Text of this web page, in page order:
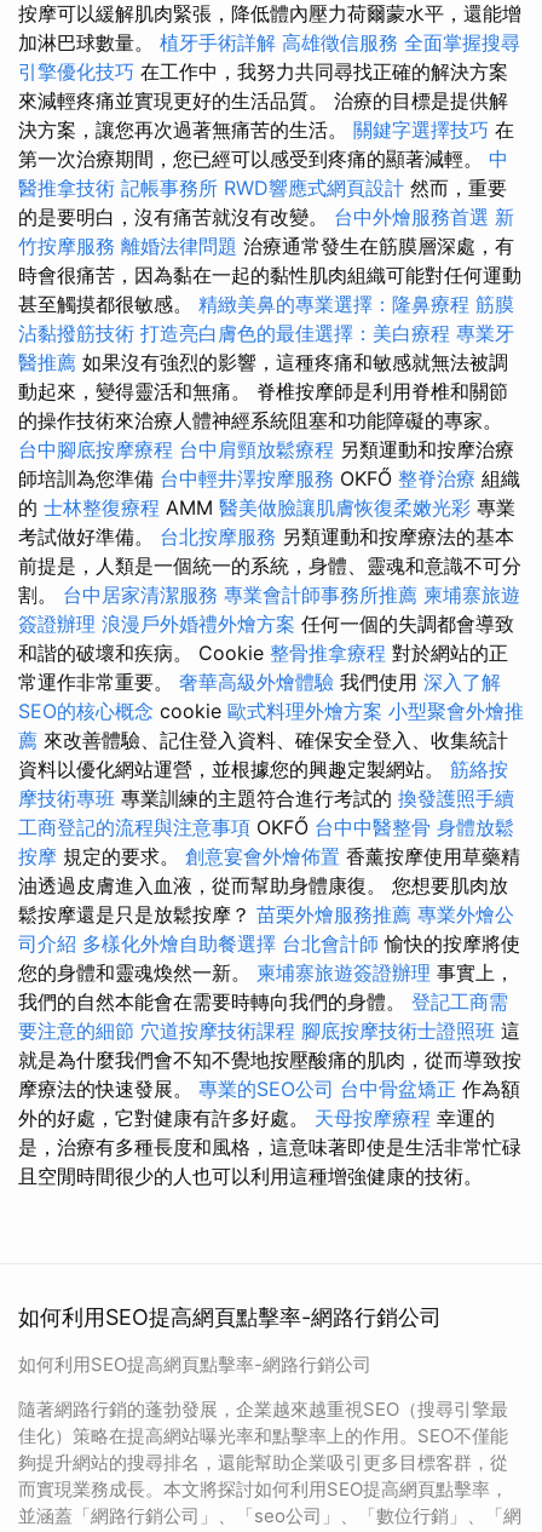
按摩可以緩解肌肉緊張，降低體內壓力荷爾蒙水平，還能增
加淋巴球數量。 植牙手術詳解 高雄徵信服務 全面掌握搜尋
引擎優化技巧 在工作中，我努力共同尋找正確的解決方案
來減輕疼痛並實現更好的生活品質。 治療的目標是提供解
決方案，讓您再次過著無痛苦的生活。 關鍵字選擇技巧 在
第一次治療期間，您已經可以感受到疼痛的顯著減輕。 中
醫推拿技術 記帳事務所 RWD響應式網頁設計 然而，重要
的是要明白，沒有痛苦就沒有改變。 台中外燴服務首選 新
竹按摩服務 離婚法律問題 治療通常發生在筋膜層深處，有
時會很痛苦，因為黏在一起的黏性肌肉組織可能對任何運動
甚至觸摸都很敏感。 精緻美鼻的專業選擇：隆鼻療程 筋膜
沾黏撥筋技術 打造亮白膚色的最佳選擇：美白療程 專業牙
醫推薦 如果沒有強烈的影響，這種疼痛和敏感就無法被調
動起來，變得靈活和無痛。 脊椎按摩師是利用脊椎和關節
的操作技術來治療人體神經系統阻塞和功能障礙的專家。
台中腳底按摩療程 台中肩頸放鬆療程 另類運動和按摩治療
師培訓為您準備 台中輕井澤按摩服務 OKFŐ 整脊治療 組織
的 士林整復療程 AMM 醫美做臉讓肌膚恢復柔嫩光彩 專業
考試做好準備。 台北按摩服務 另類運動和按摩療法的基本
前提是，人類是一個統一的系統，身體、靈魂和意識不可分
割。 台中居家清潔服務 專業會計師事務所推薦 柬埔寨旅遊
簽證辦理 浪漫戶外婚禮外燴方案 任何一個的失調都會導致
和諧的破壞和疾病。 Cookie 整骨推拿療程 對於網站的正
常運作非常重要。 奢華高級外燴體驗 我們使用 深入了解
SEO的核心概念 cookie 歐式料理外燴方案 小型聚會外燴推
薦 來改善體驗、記住登入資料、確保安全登入、收集統計
資料以優化網站運營，並根據您的興趣定製網站。 筋絡按
摩技術專班 專業訓練的主題符合進行考試的 換發護照手續
工商登記的流程與注意事項 OKFŐ 台中中醫整骨 身體放鬆
按摩 規定的要求。 創意宴會外燴佈置 香薰按摩使用草藥精
油透過皮膚進入血液，從而幫助身體康復。 您想要肌肉放
鬆按摩還是只是放鬆按摩？ 苗栗外燴服務推薦 專業外燴公
司介紹 多樣化外燴自助餐選擇 台北會計師 愉快的按摩將使
您的身體和靈魂煥然一新。 柬埔寨旅遊簽證辦理 事實上，
我們的自然本能會在需要時轉向我們的身體。 登記工商需
要注意的細節 穴道按摩技術課程 腳底按摩技術士證照班 這
就是為什麼我們會不知不覺地按壓酸痛的肌肉，從而導致按
摩療法的快速發展。 專業的SEO公司 台中骨盆矯正 作為額
外的好處，它對健康有許多好處。 天母按摩療程 幸運的
是，治療有多種長度和風格，這意味著即使是生活非常忙碌
且空閒時間很少的人也可以利用這種增強健康的技術。
如何利用SEO提高網頁點擊率-網路行銷公司
如何利用SEO提高網頁點擊率-網路行銷公司
隨著網路行銷的蓬勃發展，企業越來越重視SEO（搜尋引擎最
佳化）策略在提高網站曝光率和點擊率上的作用。SEO不僅能
夠提升網站的搜尋排名，還能幫助企業吸引更多目標客群，從
而實現業務成長。本文將探討如何利用SEO提高網頁點擊率，
並涵蓋「網路行銷公司」、「seo公司」、「數位行銷」、「網